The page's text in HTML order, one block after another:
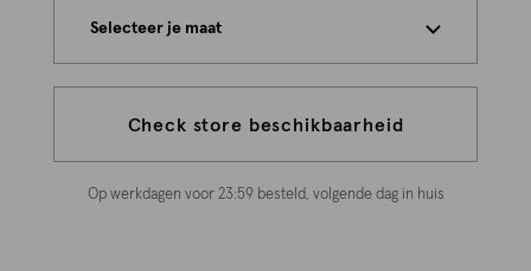
Selecteer je maat
Check store beschikbaarheid
Op werkdagen voor 23:59 besteld, volgende dag in huis